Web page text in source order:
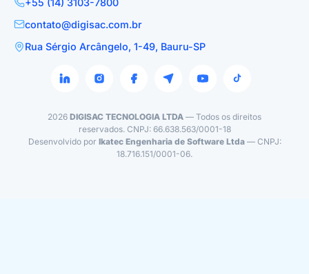
contato@digisac.com.br
Rua Sérgio Arcângelo, 1-49, Bauru-SP
2026 DIGISAC TECNOLOGIA LTDA — Todos os direitos
reservados. CNPJ: 66.638.563/0001-18
Desenvolvido por Ikatec Engenharia de Software Ltda— CNPJ:
18.716.151/0001-06.